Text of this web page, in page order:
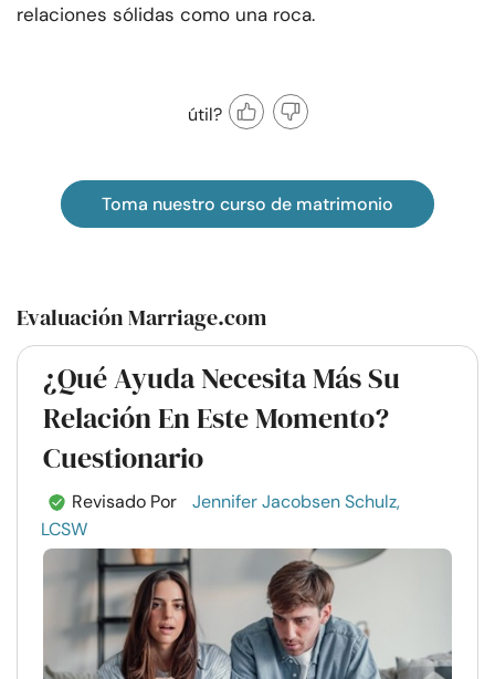
relaciones sólidas como una roca.
útil?
Toma nuestro curso de matrimonio
Evaluación Marriage.com
¿Qué Ayuda Necesita Más Su
Relación En Este Momento?
Cuestionario
Revisado Por
Jennifer Jacobsen Schulz,
LCSW